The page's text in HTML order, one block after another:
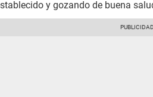
y gozando de buena